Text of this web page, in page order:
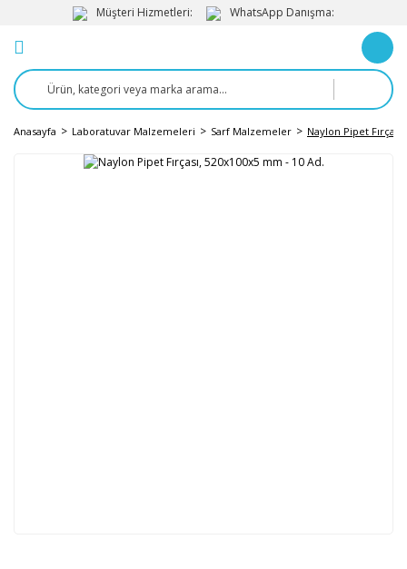
Müşteri Hizmetleri: WhatsApp Danışma:
Anasayfa Laboratuvar Malzemeleri Sarf Malzemeler Naylon Pipet